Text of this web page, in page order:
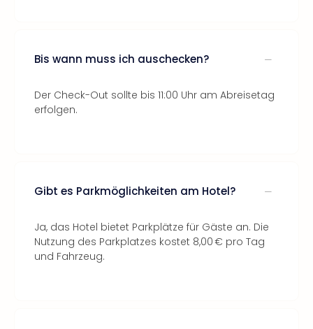
Bis wann muss ich auschecken?
Der Check-Out sollte bis 11:00 Uhr am Abreisetag
erfolgen.
Gibt es Parkmöglichkeiten am Hotel?
Ja, das Hotel bietet Parkplätze für Gäste an. Die
Nutzung des Parkplatzes kostet 8,00 € pro Tag
und Fahrzeug.